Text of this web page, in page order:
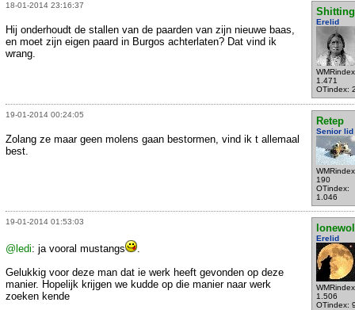
18-01-2014 23:16:37
Erelid
1.471
OTindex:
Hij onderhoudt de stallen van de paarden van zijn nieuwe baas,
en moet zijn eigen paard in Burgos achterlaten? Dat vind ik
wrang.
19-01-2014 00:24:05
Retep
Senior lid
190
OTindex:
1.046
Zolang ze maar geen molens gaan bestormen, vind ik t allemaal
best.
19-01-2014 01:53:03
Erelid
1.506
OTindex:
@ledi: ja vooral mustangs
Gelukkig voor deze man dat ie werk heeft gevonden op deze
manier. Hopelijk krijgen we kudde op die manier naar werk
zoeken kende